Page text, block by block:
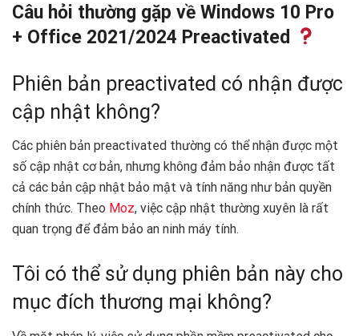
Câu hỏi thường gặp về Windows 10 Pro
+ Office 2021/2024 Preactivated
Phiên bản preactivated có nhận được
cập nhật không?
Các phiên bản preactivated thường có thể nhận được một
số cập nhật cơ bản, nhưng không đảm bảo nhận được tất
cả các bản cập nhật bảo mật và tính năng như bản quyền
chính thức. Theo Moz, việc cập nhật thường xuyên là rất
quan trọng để đảm bảo an ninh máy tính.
Tôi có thể sử dụng phiên bản này cho
mục đích thương mại không?